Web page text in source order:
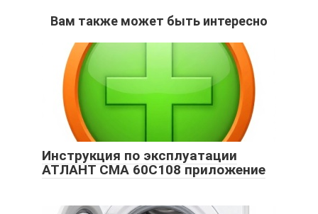
Вам также может быть интересно
Инструкция по эксплуатации
АТЛАНТ СМА 60С108 приложение